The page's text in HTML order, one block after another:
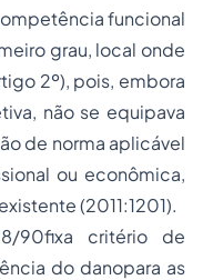
funcional
grau, local onde
2º), pois, embora
não se equipava
de norma aplicável
ou econômica,
(2011:1201).
90fixa critério de
do danopara as